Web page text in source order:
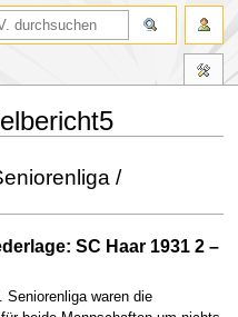
/
SC Haar 1931 2 –
Seniorenliga waren die